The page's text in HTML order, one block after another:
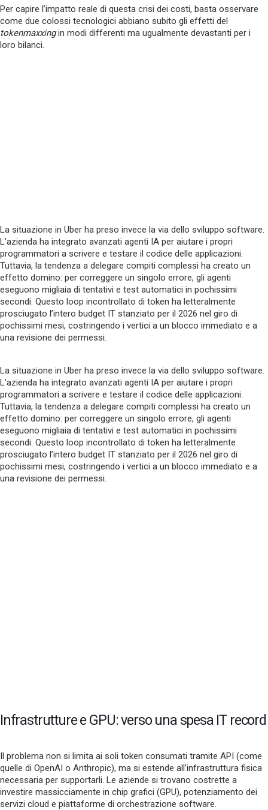
Per capire l’impatto reale di questa crisi dei costi, basta osservare
come due colossi tecnologici abbiano subito gli effetti del
tokenmaxxingin modi differenti ma ugualmente devastanti per i
loro bilanci.
La situazione in Uber ha preso invece la via dello sviluppo software.
L’azienda ha integrato avanzati agenti IA per aiutare i propri
programmatori a scrivere e testare il codice delle applicazioni.
Tuttavia, la tendenza a delegare compiti complessi ha creato un
effetto domino: per correggere un singolo errore, gli agenti
eseguono migliaia di tentativi e test automatici in pochissimi
secondi. Questo loop incontrollato di token ha letteralmente
prosciugato l’intero budget IT stanziato per il 2026 nel giro di
pochissimi mesi, costringendo i vertici a un blocco immediato e a
una revisione dei permessi.
La situazione in Uber ha preso invece la via dello sviluppo software.
L’azienda ha integrato avanzati agenti IA per aiutare i propri
programmatori a scrivere e testare il codice delle applicazioni.
Tuttavia, la tendenza a delegare compiti complessi ha creato un
effetto domino: per correggere un singolo errore, gli agenti
eseguono migliaia di tentativi e test automatici in pochissimi
secondi. Questo loop incontrollato di token ha letteralmente
prosciugato l’intero budget IT stanziato per il 2026 nel giro di
pochissimi mesi, costringendo i vertici a un blocco immediato e a
una revisione dei permessi.
Infrastrutture e GPU: verso una spesa IT record
Il problema non si limita ai soli token consumati tramite API (come
quelle di OpenAI o Anthropic), ma si estende all’infrastruttura fisica
necessaria per supportarli. Le aziende si trovano costrette a
investire massicciamente in chip grafici (GPU), potenziamento dei
servizi cloud e piattaforme di orchestrazione software.